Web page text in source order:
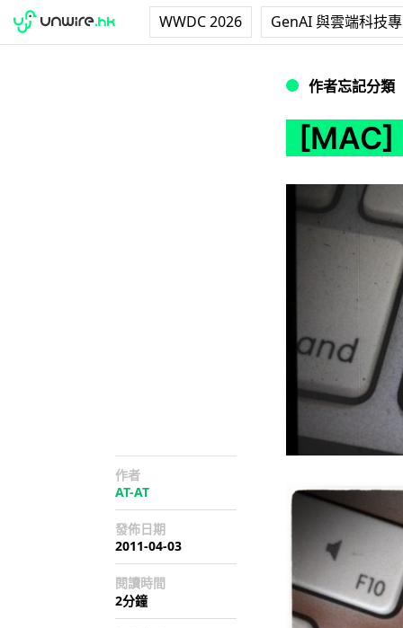
WWDC 2026 GenAI 與雲端科技
作者忘記分類
[MAC]
作者
AT-AT
發佈日期
2011-04-03
閱讀時間
2分鐘